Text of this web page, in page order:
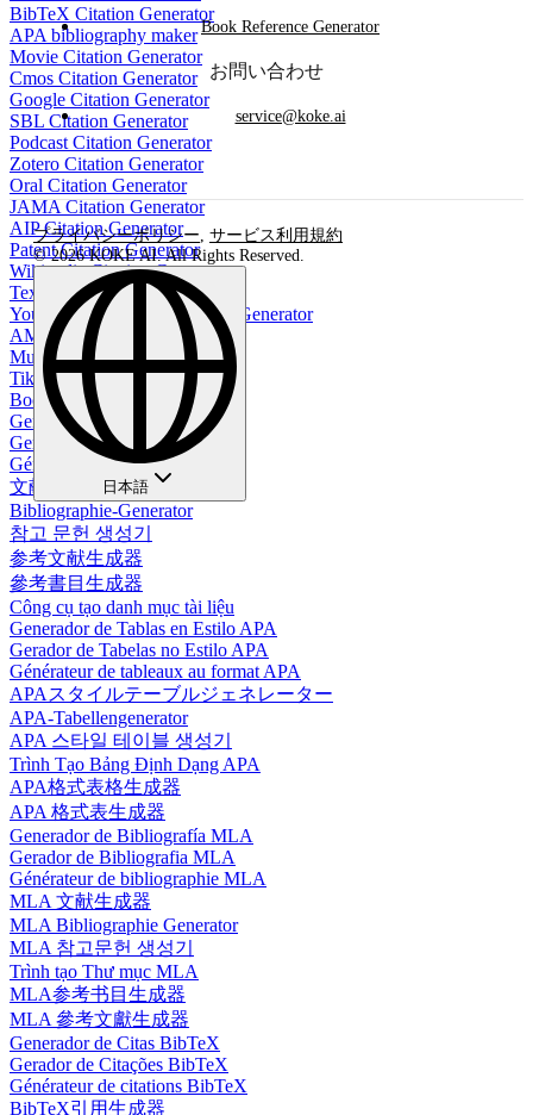
BibTeX Citation Generator
APA bibliography maker
Movie Citation Generator
Cmos Citation Generator
Google Citation Generator
SBL Citation Generator
Podcast Citation Generator
Zotero Citation Generator
Oral Citation Generator
JAMA Citation Generator
AIP Citation Generator
Patent Citation Generator
Wikipedia Citation Generator
Textbook Citation Generator
YouTube Video APA Citation Generator
AMS Citation Generator
Music Citation Generator
TikTok Citation Generator
Book Reference Generator
Generador de bibliografía
Gerador de Bibliografia
Générateur de bibliographie
文献生成ツール
Bibliographie-Generator
참고 문헌 생성기
参考文献生成器
參考書目生成器
Công cụ tạo danh mục tài liệu
Generador de Tablas en Estilo APA
Gerador de Tabelas no Estilo APA
Générateur de tableaux au format APA
APAスタイルテーブルジェネレーター
APA-Tabellengenerator
APA 스타일 테이블 생성기
Trình Tạo Bảng Định Dạng APA
APA格式表格生成器
APA 格式表生成器
Generador de Bibliografía MLA
Gerador de Bibliografia MLA
Générateur de bibliographie MLA
MLA 文献生成器
MLA Bibliographie Generator
MLA 참고문헌 생성기
Trình tạo Thư mục MLA
MLA参考书目生成器
MLA 參考文獻生成器
Generador de Citas BibTeX
Gerador de Citações BibTeX
Générateur de citations BibTeX
BibTeX引用生成器
Book Reference Generator
お問い合わせ
service@koke.ai
プライバシーポリシー, サービス利用規約
© 2026 KOKE AI. All Rights Reserved.
日本語